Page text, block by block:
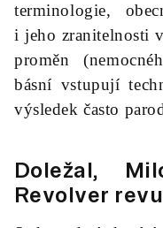
terminologie,
i jeho zranitelnosti
proměn
básní vstupují
výsledek často
Doležal,
Revolver